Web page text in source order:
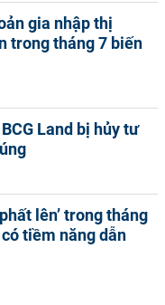
gia nhập thị
trong tháng 7 biến
Land bị hủy tư
lên’ trong tháng
tiềm năng dẫn